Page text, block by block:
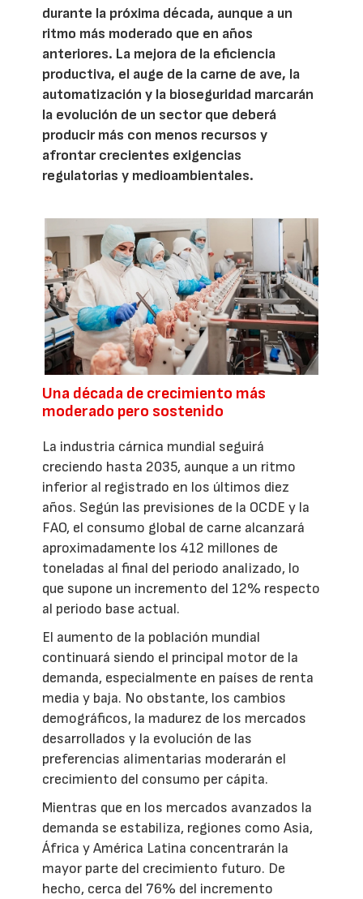
durante la próxima década, aunque a un
ritmo más moderado que en años
anteriores. La mejora de la eficiencia
productiva, el auge de la carne de ave, la
automatización y la bioseguridad marcarán
la evolución de un sector que deberá
producir más con menos recursos y
afrontar crecientes exigencias
regulatorias y medioambientales.
Una década de crecimiento más
moderado pero sostenido
La industria cárnica mundial seguirá
creciendo hasta 2035, aunque a un ritmo
inferior al registrado en los últimos diez
años. Según las previsiones de la OCDE y la
FAO, el consumo global de carne alcanzará
aproximadamente los 412 millones de
toneladas al final del periodo analizado, lo
que supone un incremento del 12% respecto
al periodo base actual.
El aumento de la población mundial
continuará siendo el principal motor de la
demanda, especialmente en países de renta
media y baja. No obstante, los cambios
demográficos, la madurez de los mercados
desarrollados y la evolución de las
preferencias alimentarias moderarán el
crecimiento del consumo per cápita.
Mientras que en los mercados avanzados la
demanda se estabiliza, regiones como Asia,
África y América Latina concentrarán la
mayor parte del crecimiento futuro. De
hecho, cerca del 76% del incremento